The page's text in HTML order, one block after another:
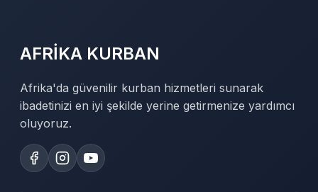
AFRİKA KURBAN
Afrika'da güvenilir kurban hizmetleri sunarak
ibadetinizi en iyi şekilde yerine getirmenize yardımcı
oluyoruz.